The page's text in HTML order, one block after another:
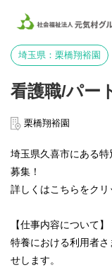
埼玉県：栗橋翔裕園
看護職/パー
栗橋翔裕園
埼玉県久喜市にある
募集！
詳しくはこちらをクリ
【仕事内容について】
特養における利用者
せします。